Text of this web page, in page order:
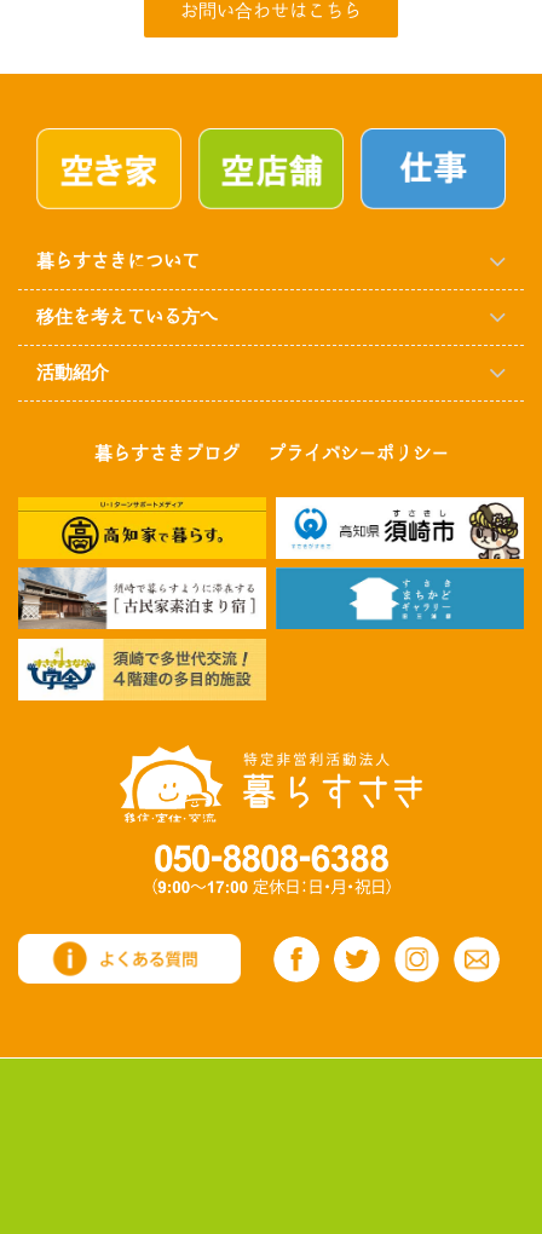
お問い合わせはこちら
暮らすさきについて
移住を考えている方へ
活動紹介
暮らすさきブログ プライバシーポリシー